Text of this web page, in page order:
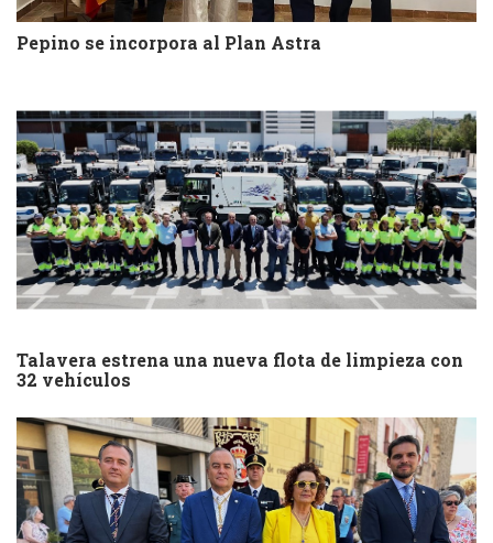
Pepino se incorpora al Plan Astra
Talavera estrena una nueva flota de limpieza con
32 vehículos